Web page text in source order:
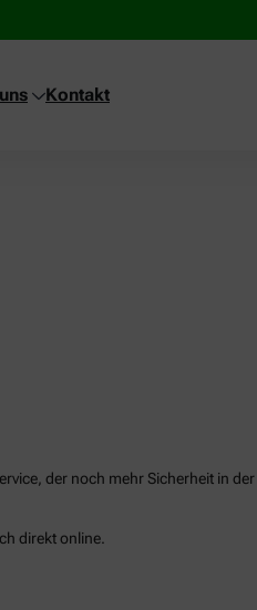
Kontakt
der noch mehr Sicherheit in
direkt online.